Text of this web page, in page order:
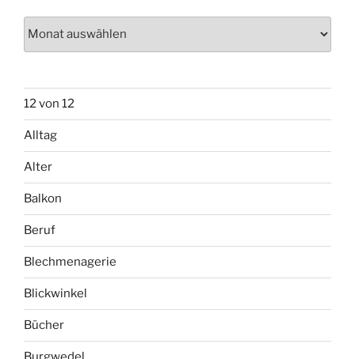
Archiv
12 von 12
Alltag
Alter
Balkon
Beruf
Blechmenagerie
Blickwinkel
Bücher